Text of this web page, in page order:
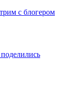
с блогером